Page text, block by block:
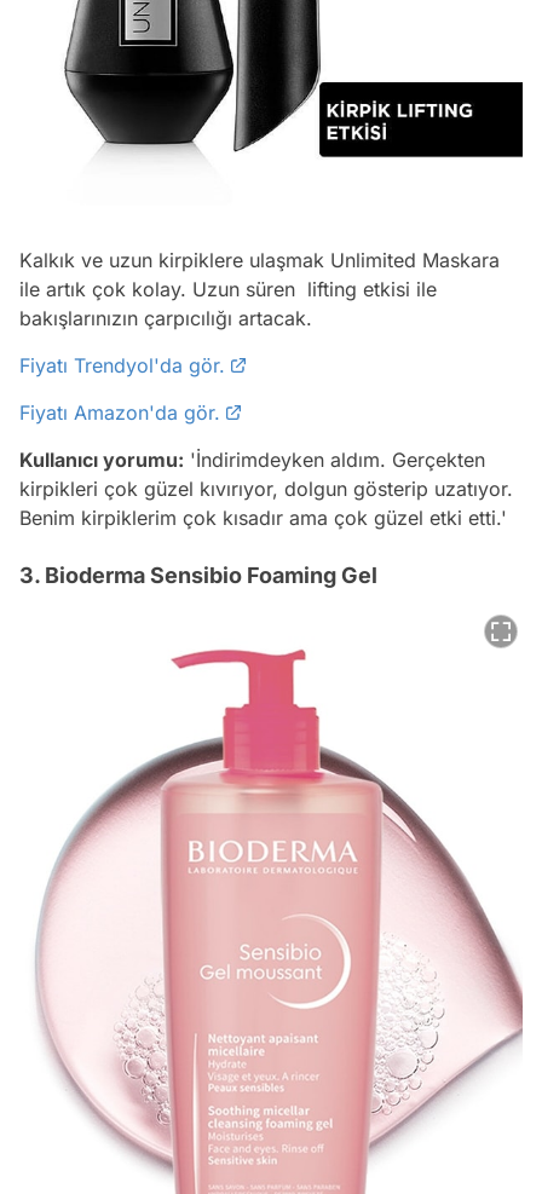
Kalkık ve uzun kirpiklere ulaşmak Unlimited Maskara
ile artık çok kolay. Uzun süren lifting etkisi ile
bakışlarınızın çarpıcılığı artacak.
Fiyatı Trendyol'da gör.
Fiyatı Amazon'da gör.
Kullanıcı yorumu: 'İndirimdeyken aldım. Gerçekten
kirpikleri çok güzel kıvırıyor, dolgun gösterip uzatıyor.
Benim kirpiklerim çok kısadır ama çok güzel etki etti.'
3. Bioderma Sensibio Foaming Gel